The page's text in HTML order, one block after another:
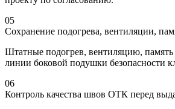
05
Сохранение подогрева, вентиляции,
Штатные подогрев, вентиляцию,
линии боковой подушки безопасности
06
Контроль качества швов ОТК перед